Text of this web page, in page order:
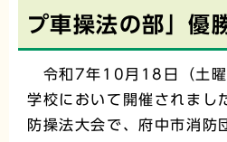
プ車操法の部」優
令和7年10月18日（土曜
学校において開催されまし
防操法大会で、府中市消防